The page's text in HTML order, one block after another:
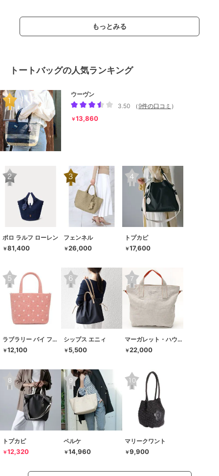
もっとみる
トートバッグの人気ランキング
ウーヴン
3.50
（ 9件の口コミ ）
￥13,860
ポロ ラルフ ローレン
￥81,400
フェンネル
￥26,000
トプカピ
￥17,600
ラブラリー バイ フェイラー
￥12,100
シップス エニィ
￥ 5,500
マーガレット・ハウエル アイデア
￥22,000
トプカピ
￥12,320
ペルケ
￥14,960
マリークワント
￥9,900